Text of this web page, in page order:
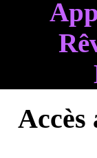
Accès